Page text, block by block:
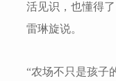
活见识，也懂得
雷琳旋说。
“农场不只是孩子